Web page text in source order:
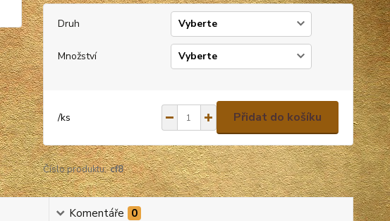
Druh
Množství
/ks Přidat do košíku
Číslo produktu: cf8
Komentáře 0